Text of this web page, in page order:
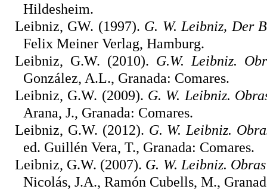
Hildesheim.
Leibniz, GW. (1997). G. W. Leibniz, Der
Felix Meiner Verlag, Hamburg.
Leibniz, G.W. (2010). G.W. Leibniz.
González, A.L., Granada: Comares.
Leibniz, G.W. (2009). G. W. Leibniz.
Arana, J., Granada: Comares.
Leibniz, G.W. (2012). G. W. Leibniz.
ed. Guillén Vera, T., Granada: Comares.
Leibniz, G.W. (2007). G. W. Leibniz.
Nicolás, J.A., Ramón Cubells, M.,